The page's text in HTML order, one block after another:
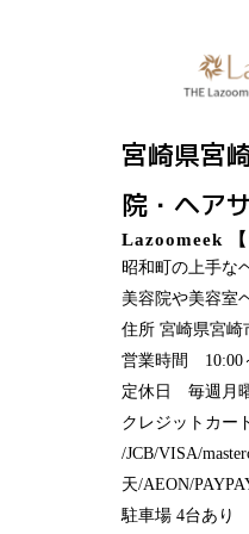
宮崎県宮
院・ヘア
Lazoomeek 【
昭和町の上手な
美容院や美容室
住所 宮崎県宮崎
営業時間 10:00
定休日 毎週月
クレジットカー
/JCB/VISA/
天/AEON/
駐車場 4台あり